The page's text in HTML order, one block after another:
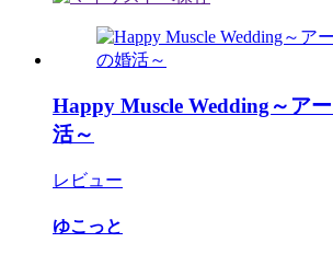
Happy Muscle Wedding～ア
活～
レビュー
ゆこっと